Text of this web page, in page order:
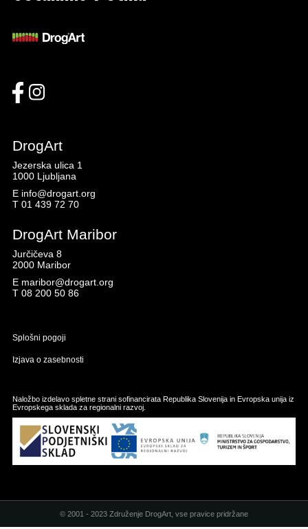
DrogArt
Jezerska ulica 1
1000 Ljubljana
E info@drogart.org
T 01 439 72 70
DrogArt Maribor
Jurčičeva 8
2000 Maribor
E maribor@drogart.org
T 08 200 50 86
Splošni pogoji
Izjava o zasebnosti
Naložbo izdelavo spletne strani sofinancirata Republika Slovenija in Evropska unija iz
Evropskega sklada za regionalni razvoj.
© 2001 - 2023 Združenje DrogArt, vse pravice pridržane